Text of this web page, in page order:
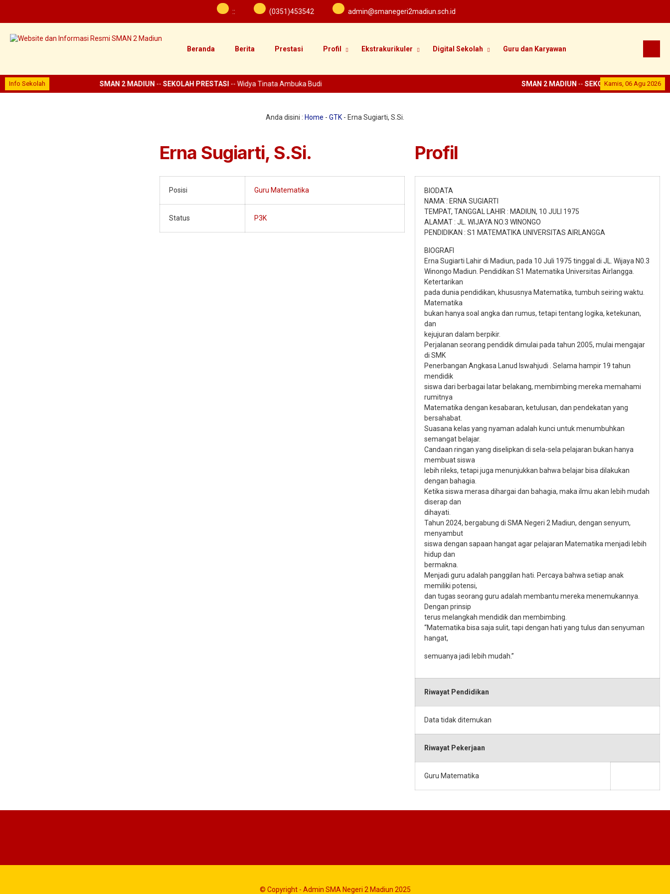
:: (0351)453542 admin@smanegeri2madiun.sch.id
Beranda Berita Prestasi Profil Ekstrakurikuler Digital Sekolah Guru dan Karyawan
Info Sekolah Kamis, 06 Agu 2026
SMAN 2 MADIUN --SEKOLAH PRESTASI --
SMAN 2 MADIUN--SEKOLAH PRESTASI-- Widya Tinata Ambuka Budi
Anda disini : Home - GTK - Erna Sugiarti, S.Si.
Erna Sugiarti, S.Si.
Posisi Guru Matematika
Status P3K
Profil
BIODATA
NAMA : ERNA SUGIARTI
TEMPAT, TANGGAL LAHIR : MADIUN, 10 JULI 1975
ALAMAT : JL. WIJAYA NO.3 WINONGO
PENDIDIKAN : S1 MATEMATIKA UNIVERSITAS AIRLANGGA
BIOGRAFI
Erna Sugiarti Lahir di Madiun, pada 10 Juli 1975 tinggal di JL. Wijaya N0.3
Winongo Madiun. Pendidikan S1 Matematika Universitas Airlangga.
Ketertarikan
pada dunia pendidikan, khususnya Matematika, tumbuh seiring waktu.
Matematika
bukan hanya soal angka dan rumus, tetapi tentang logika, ketekunan,
dan
kejujuran dalam berpikir.
Perjalanan seorang pendidik dimulai pada tahun 2005, mulai mengajar
di SMK
Penerbangan Angkasa Lanud Iswahjudi . Selama hampir 19 tahun
mendidik
siswa dari berbagai latar belakang, membimbing mereka memahami
rumitnya
Matematika dengan kesabaran, ketulusan, dan pendekatan yang
bersahabat.
Suasana kelas yang nyaman adalah kunci untuk menumbuhkan
semangat belajar.
Candaan ringan yang diselipkan di sela-sela pelajaran bukan hanya
membuat siswa
lebih rileks, tetapi juga menunjukkan bahwa belajar bisa dilakukan
dengan bahagia.
Ketika siswa merasa dihargai dan bahagia, maka ilmu akan lebih mudah
diserap dan
dihayati.
Tahun 2024, bergabung di SMA Negeri 2 Madiun, dengan senyum,
menyambut
siswa dengan sapaan hangat agar pelajaran Matematika menjadi lebih
hidup dan
bermakna.
Menjadi guru adalah panggilan hati. Percaya bahwa setiap anak
memiliki potensi,
dan tugas seorang guru adalah membantu mereka menemukannya.
Dengan prinsip
terus melangkah mendidik dan membimbing.
“Matematika bisa saja sulit, tapi dengan hati yang tulus dan senyuman
hangat,
semuanya jadi lebih mudah.”
Riwayat Pendidikan
Data tidak ditemukan
Riwayat Pekerjaan
Guru Matematika
© Copyright - Admin SMA Negeri 2 Madiun 2025